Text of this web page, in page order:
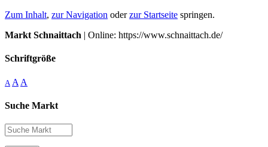
Zum Inhalt, zur Navigation oderzur Startseite springen.
Markt Schnaittach | Online: https://www.schnaittach.de/
Schriftgröße
A A A
Suche Markt